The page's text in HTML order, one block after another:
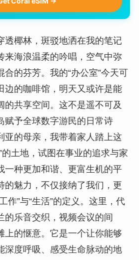
透椰林，斑驳地洒在我的笔记
来海浪温柔的吟唱，空气中弥
的芬芳。我的“办公室”今天可
边的咖啡馆，明天又或许是能
的共享空间。这不是遥不可及
赋予全球数字游民的日常诗
亚的母亲，我带着家人踏上这
的土地，试图在事业的追求与家
一种更加和谐、更富生机的平
的魅力，不仅接纳了我们，更
作”与“生活”的定义。这里，代
的乐音交织，视频会议的间
上的惬意。它是一个让你能够
深度呼吸、感受生命脉动的地